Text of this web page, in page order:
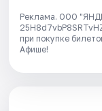
Реклама. ООО
при покупке
Афише!